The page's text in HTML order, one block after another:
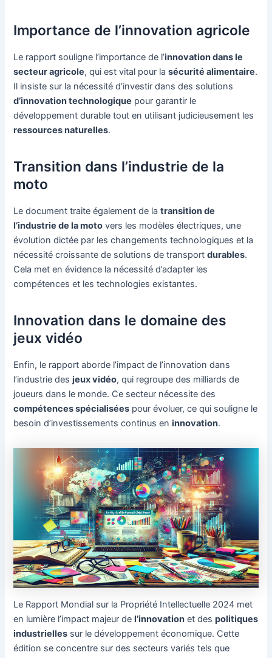
Importance de l’innovation agricole
Le rapport souligne l’importance de l’innovation dans le
secteur agricole, qui est vital pour lasécurité alimentaire.
Il insiste sur la nécessité d’investir dans des solutions
d’innovation technologique pour garantir le
développement durable tout en utilisant judicieusement les
ressources naturelles.
Transition dans l’industrie de la
moto
Le document traite également de latransition de
l’industrie de la moto vers les modèles électriques, une
évolution dictée par les changements technologiques et la
nécessité croissante de solutions de transportdurables.
Cela met en évidence la nécessité d’adapter les
compétences et les technologies existantes.
Innovation dans le domaine des
jeux vidéo
Enfin, le rapport aborde l’impact de l’innovation dans
l’industrie desjeux vidéo, qui regroupe des milliards de
joueurs dans le monde. Ce secteur nécessite des
compétences spécialisées pour évoluer, ce qui souligne le
besoin d’investissements continus eninnovation.
Le Rapport Mondial sur la Propriété Intellectuelle 2024 met
en lumière l’impact majeur del’innovation et despolitiques
industrielles sur le développement économique. Cette
édition se concentre sur des secteurs variés tels que